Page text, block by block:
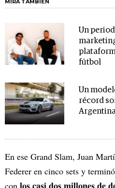
MIRA TAMBIÉN
Un
fútbol
Un
récord
En ese Grand Slam, Juan
Federer en cinco sets y